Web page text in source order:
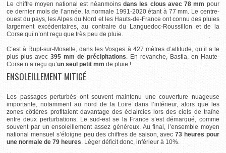
Le chiffre moyen national est néanmoins dans les clous avec 78 mm pour
ce dernier mois de l’année, la normale 1991-2020 étant à 77 mm. Le centre-
ouest du pays, les Alpes du Nord et les Hauts-de-France ont connu des pluies
largement excédentaires, au contraire du Languedoc-Roussillon et de la
Corse qui n’ont reçu que très peu de pluie.
C’est à Rupt-sur-Moselle, dans les Vosges à 427 mètres d’altitude, qu’il a le
plus plus avec 395 mm de précipitations. En revanche, Bastia, en Haute-
Corse n’a reçu qu’un seul petit mm de pluie !
ENSOLEILLEMENT MITIGÉ
Les passages perturbés ont souvent maintenu une couverture nuageuse
importante, notamment au nord de la Loire dans l’intérieur, alors que les
zones côtières profitaient davantage des éclaircies lors des ciels de traîne
entre deux perturbations. Le sud-est se la France s’est démarqué, comme
souvent par un ensoleillement assez généreux. Au final, l’ensemble moyen
national mensuel s’éloigne peu des chiffres de saison, avec 73 heures pour
une normale de 79 heures. Léger déficit donc, inférieur à 10%.